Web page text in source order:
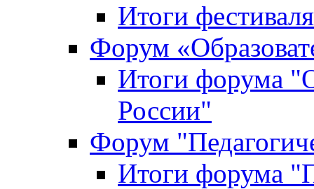
Итоги
Форум
Итоги форума
России"
Форум
Итоги форума